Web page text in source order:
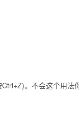
。不会这个用法